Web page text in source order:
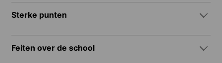
Sterke punten
Feiten over de school